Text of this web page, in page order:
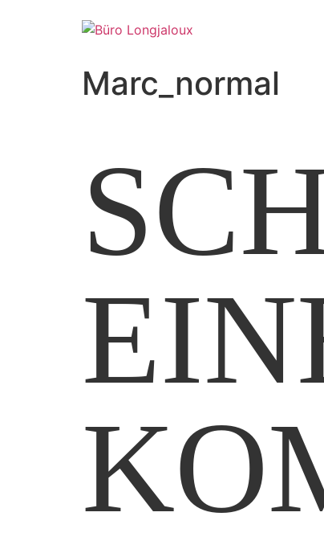
Marc_normal